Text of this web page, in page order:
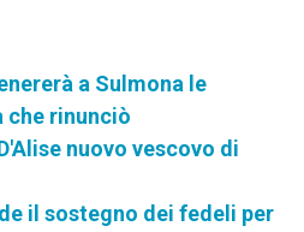
a Sulmona le
che rinunciò
nuovo vescovo di
il sostegno dei fedeli per